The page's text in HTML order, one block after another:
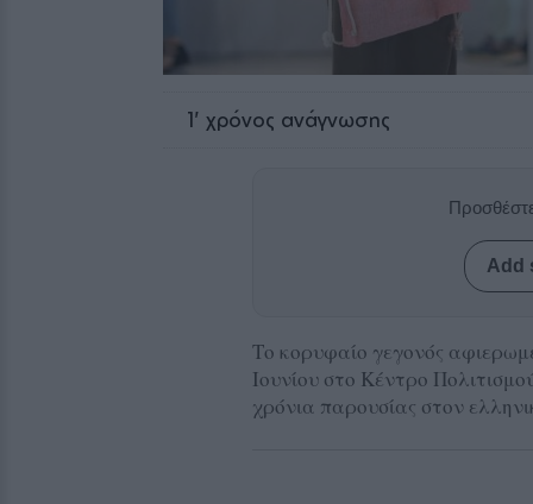
1' χρόνος ανάγνωσης
Add
Το κορυφαίο γεγονός
Ιουνίου στο Κέντρο
χρόνια παρουσίας στον